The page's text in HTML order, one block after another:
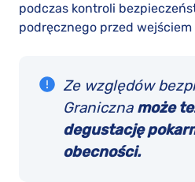
podczas kontroli
podręcznego przed wejściem
Ze względów
Graniczna może
degustację
obecności.